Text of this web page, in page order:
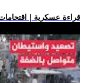
.. قراءة عسكرية |